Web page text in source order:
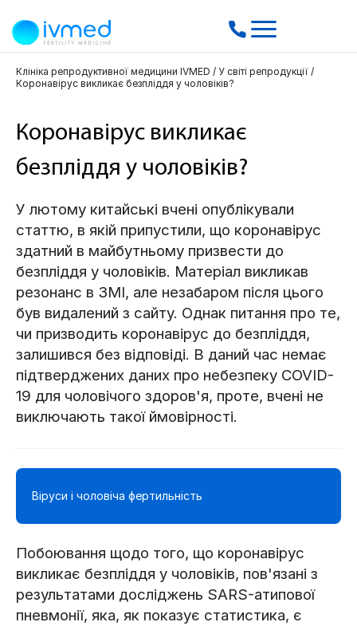
Клініка репродуктивної медицини IVMED / У світі репродукції /
Коронавірус викликає безпліддя у чоловіків?
Коронавірус викликає
безпліддя у чоловіків?
У лютому китайські вчені опублікували
статтю, в якій припустили, що коронавірус
здатний в майбутньому призвести до
безпліддя у чоловіків. Матеріал викликав
резонанс в ЗМІ, але незабаром після цього
був видалений з сайту. Однак питання про те,
чи призводить коронавірус до безпліддя,
залишився без відповіді. В даний час немає
підтверджених даних про небезпеку COVID-
19 для чоловічого здоров'я, проте, вчені не
виключають такої ймовірності.
Віруси і чоловіча фертильність
Побоювання щодо того, що коронавірус
викликає безпліддя у чоловіків, пов'язані з
результатами досліджень SARS-атипової
пневмонії, яка, як показує статистика, є